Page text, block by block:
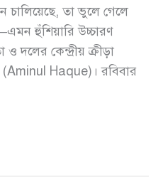
চালিয়েছে, তা ভুলে গেলে
হুঁশিয়ারি উচ্চারণ
দলের কেন্দ্রীয় ক্রীড়া
Haque)। রবিবার